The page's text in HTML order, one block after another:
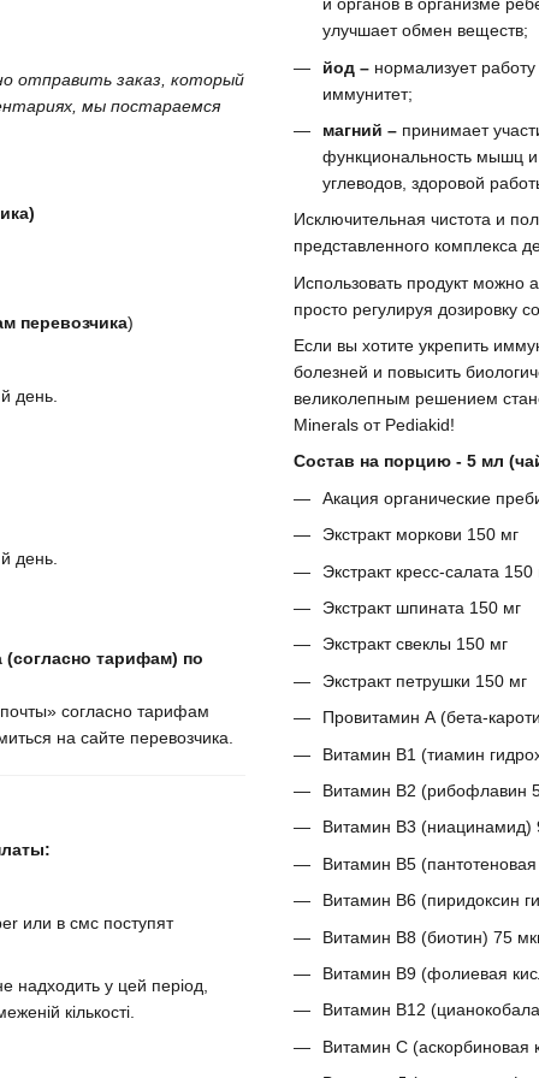
отправить заказ, который
мы постараемся
перевозчика)
день.
день.
(согласно тарифам) по
согласно тарифам
на сайте перевозчика.
или в смс поступят
надходить у цей період,
кількості.
улучшает обмен веществ;
йод – нормализует
иммунитет;
магний – принимает
функциональность мышц
углеводов, здоровой
Исключительная чистота и
представленного комплекса
Использовать продукт можно
просто регулируя дозировку
Если вы хотите укрепить
болезней и повысить
великолепным решением
Minerals от Pediakid!
Состав на порцию - 5 мл
Акация органические
Экстракт моркови 150 мг
Экстракт кресс-салата 150
Экстракт шпината 150 мг
Экстракт свеклы 150 мг
Экстракт петрушки 150 мг
Провитамин А (бета-
Витамин B1 (тиамин
Витамин В2 (рибофлавин
Витамин В3 (ниацинамид)
Витамин B5
Витамин B6 (пиридоксин
Витамин В8 (биотин) 75
Витамин В9 (фолиевая
Витамин В12
Витамин С (аскорбиновая